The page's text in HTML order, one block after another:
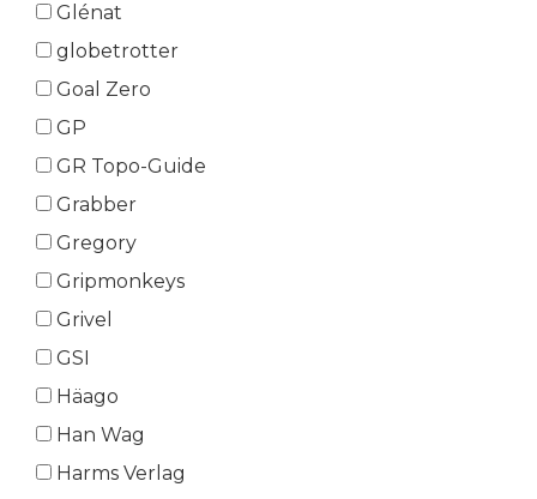
Glénat
globetrotter
Goal Zero
GP
GR Topo-Guide
Grabber
Gregory
Gripmonkeys
Grivel
GSI
Häago
Han Wag
Harms Verlag